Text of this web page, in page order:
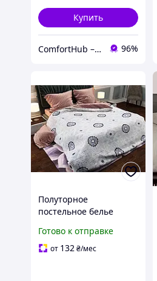
Купить
ComfortHub – ваш дом, ваш комфорт, ваше тепло 96%
Полуторное
постельное белье
орнаментом 150*220
сатиновое из
Готово к отправке
от 132₴/мес